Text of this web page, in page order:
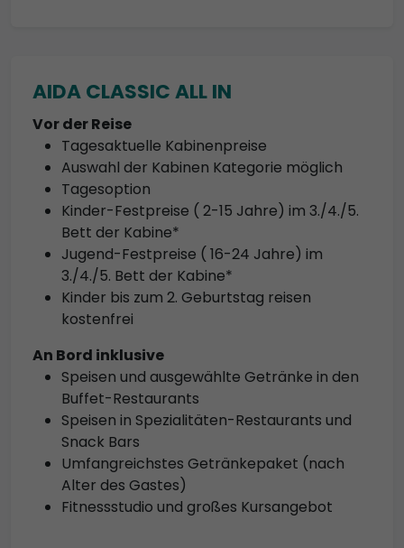
AIDA CLASSIC ALL IN
Vor der Reise
Tagesaktuelle Kabinenpreise
Auswahl der Kabinen Kategorie möglich
Tagesoption
Kinder-Festpreise ( 2-15 Jahre) im 3./4./5.
Bett der Kabine*
Jugend-Festpreise ( 16-24 Jahre) im
3./4./5. Bett der Kabine*
Kinder bis zum 2. Geburtstag reisen
kostenfrei
An Bord inklusive
Speisen und ausgewählte Getränke in den
Buffet-Restaurants
Speisen in Spezialitäten-Restaurants und
Snack Bars
Umfangreichstes Getränkepaket (nach
Alter des Gastes)
Fitnessstudio und großes Kursangebot